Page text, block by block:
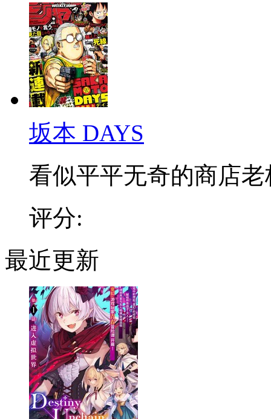
坂本 DAYS
看似平平无奇的商店老
评分:
最近更新